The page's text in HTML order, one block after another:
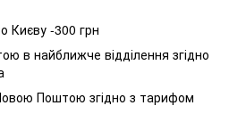
Києву -300 грн
в найближче відділення згідно
Поштою згідно з тарифом